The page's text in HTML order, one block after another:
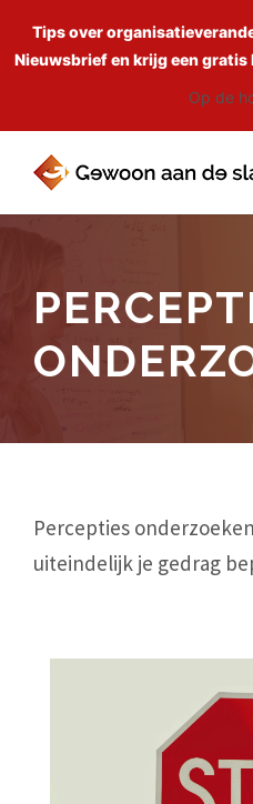
Tips over
Nieuwsbrief en krijg een
Op de
Percepties
uiteindelijk je gedrag